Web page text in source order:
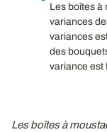
Les boîtes à
variances
variances
des
variance est
Les boîtes à